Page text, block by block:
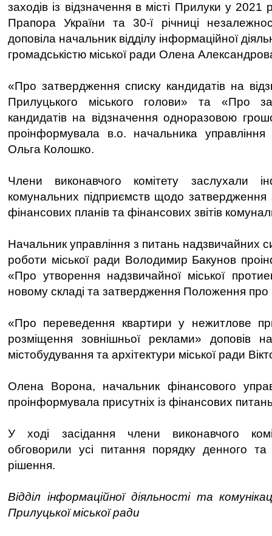
заходів із відзначення в місті Прилуки у
Прапора України та 30-ї річниці
доповіла начальник відділу інформаційної
громадськістю міської ради Олена
«Про затвердження списку кандидатів на
Прилуцького міського голови» та «Про
кандидатів на відзначення одноразовою
проінформувала в.о. начальника управління
Ольга Колошко.
Члени виконавчого комітету заслухали
комунальних підприємств щодо затвердження
фінансових планів та фінансових звітів
Начальник управління з питань надзвичайних
роботи міської ради Володимир Бакунов
«Про утворення надзвичайної міської
новому складі та затвердження Положення про
«Про переведення квартири у нежитлове
розміщення зовнішньої реклами» доповів
містобудування та архітектури міської ради
Олена Ворона, начальник фінансового
проінформувала присутніх із фінансових
У ході засідання члени виконавчого
обговорили усі питання порядку денного та
рішення.
Відділ інформаційної діяльності та
Прилуцької міської ради